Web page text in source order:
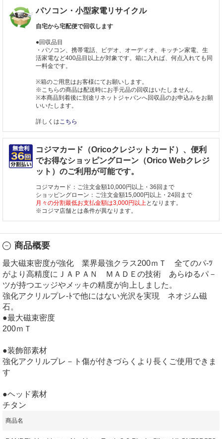
パソコン・小型家電リサイクル
自宅から宅配便で回収します
●回収品目
・パソコン、携帯電話、ビデオ、オーディオ、キッチン家電、生
活家電など400品目以上が対象です。箱に入れば、何点入れても同
一料金です。
※箱のご用意はお客様にてお願いします。
※こちらの商品は配送時にお手元品の回収はいたしません。
※本商品到着後に別途リネットジャパンへ回収品のお申込みをお願
いいたします。
詳しくはこちら
コジマカード（Oricoクレジットカード）、便利
でお得なショッピングローン（Orico Webクレジ
ット）のご利用が可能です。
コジマカード：ご注文金額10,000円以上・36回まで
ショッピングローン：ご注文金額15,000円以上・24回まで
月々の分割最低お支払金額は3,000円以上となります。
※コジマ店舗とは条件が異なります。
商品概要
最大磁束密度が強化 業界最強クラス200ｍＴ 全てのパ-ﾂ
がより高精度にＪＡＰＡＮ ＭＡＤＥの技術 あらゆるパ－
ツが持つエッジやメッキの精度が向上しました。
強化アクリルプレ-ﾄで他にはない光沢を実現 ネオジム磁
石。
●最大磁束密度
200ｍＴ
●装飾部素材
強化アクリルプレ－ト傷が付きづらくより長くご使用できま
す
●ヘッド素材
チタン
商品名